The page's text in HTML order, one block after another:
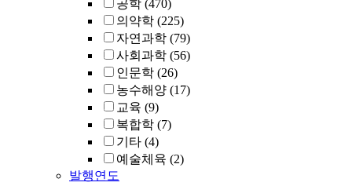
공학 (470)
의약학 (225)
자연과학 (79)
사회과학 (56)
인문학 (26)
농수해양 (17)
교육 (9)
복합학 (7)
기타 (4)
예술체육 (2)
발행연도